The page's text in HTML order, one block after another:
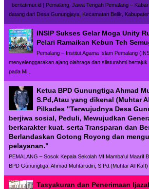
beritatimur.id | Pemalang, Jawa Tengah Pemalang –
datang dari Desa Gunungjaya, Kecamatan Belik, Kabupaten
INSIP Sukses Gelar Moga Unity
Pelari Ramaikan Kebun Teh
Pemalang – Institut Agama Islam Pemalang
menyelenggarakan ajang olahraga dan silaturahmi
pada Mi...
Ketua BPD Gunungtiga Ahmad
S.Pd,Atau yang dikenal (Muhtar
Pilkades "Terwujudnya Desa
berjiwa sosial, Peduli, Mewujudkan
berkarakter kuat. serta Transparan dan
Berlandaskan Gotong Royong dan
pelayanan."
PEMALANG – Sosok Kepala Sekolah MI Mamba'ul Maarif
BPD Gunungtiga, Ahmad Muhtarudin, S.Pd.(Muhtar All Kaff)
Tasyakuran dan Penerimaan